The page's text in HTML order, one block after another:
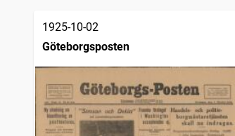
1925-10-02
Göteborgsposten